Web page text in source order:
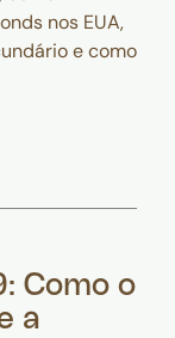
nos EUA,
e como
Como o
a